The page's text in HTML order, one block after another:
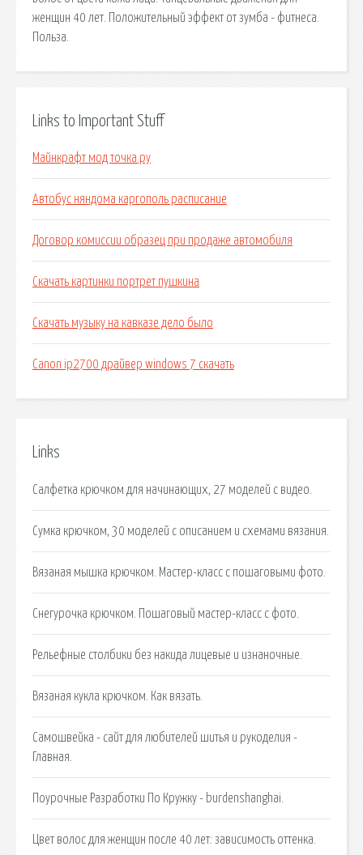
женщин 40 лет. Положительный эффект от зумба - фитнеса.
Польза.
Links to Important Stuff
Майнкрафт мод точка ру
Автобус няндома каргополь расписание
Договор комиссии образец при продаже автомобиля
Скачать картинки портрет пушкина
Скачать музыку на кавказе дело было
Canon ip2700 драйвер windows 7 скачать
Links
Салфетка крючком для начинающих, 27 моделей с видео.
Сумка крючком, 30 моделей с описанием и схемами вязания.
Вязаная мышка крючком. Мастер-класс с пошаговыми фото.
Снегурочка крючком. Пошаговый мастер-класс с фото.
Рельефные столбики без накида лицевые и изнаночные.
Вязаная кукла крючком. Как вязать.
Самошвейка - сайт для любителей шитья и рукоделия -
Главная.
Поурочные Разработки По Кружку - burdenshanghai.
Цвет волос для женщин после 40 лет: зависимость оттенка.